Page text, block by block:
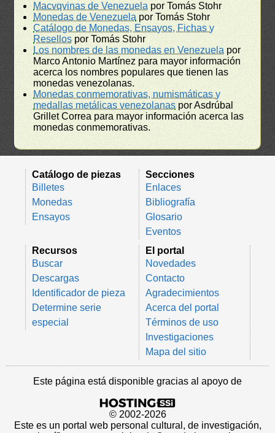
Macvqvinas de Venezuela por Tomás Stohr
Monedas de Venezuela por Tomás Stohr
Catálogo de Monedas, Ensayos, Fichas y
Resellos por Tomás Stohr
Los nombres de las monedas en Venezuela por
Marco Antonio Martínez para mayor información
acerca los nombres populares que tienen las
monedas venezolanas.
Monedas conmemorativas, numismáticas y
medallas metálicas venezolanas por Asdrúbal
Grillet Correa para mayor información acerca las
monedas conmemorativas.
Catálogo de piezas
Billetes
Monedas
Ensayos
Secciones
Enlaces
Bibliografía
Glosario
Eventos
Recursos
Buscar
Descargas
Identificador de pieza
Determine serie
especial
El portal
Novedades
Contacto
Agradecimientos
Acerca del portal
Términos de uso
Investigaciones
Mapa del sitio
Este página está disponible gracias al apoyo de
© 2002-2026
Este es un portal web personal cultural, de investigación,